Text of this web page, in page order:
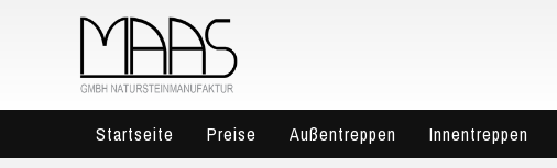
Startseite Preise Außentreppen Innentreppen